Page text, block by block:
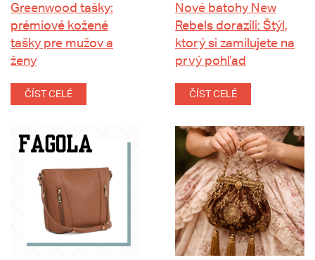
Greenwood tašky:
prémiové kožené
tašky pre mužov a
ženy
ČÍST CELÉ
Nové batohy New
Rebels dorazili: Štýl,
ktorý si zamilujete na
prvý pohľad
ČÍST CELÉ